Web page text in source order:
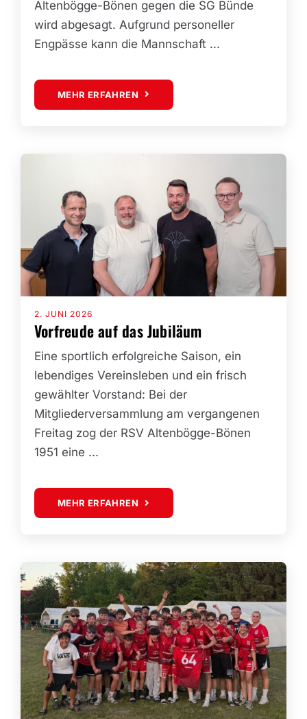
Altenbögge-Bönen gegen die SG Bünde
wird abgesagt. Aufgrund personeller
Engpässe kann die Mannschaft ...
MEHR ERFAHREN
2. JUNI 2026
Vorfreude auf das Jubiläum
Eine sportlich erfolgreiche Saison, ein
lebendiges Vereinsleben und ein frisch
gewählter Vorstand: Bei der
Mitgliederversammlung am vergangenen
Freitag zog der RSV Altenbögge-Bönen
1951 eine ...
MEHR ERFAHREN